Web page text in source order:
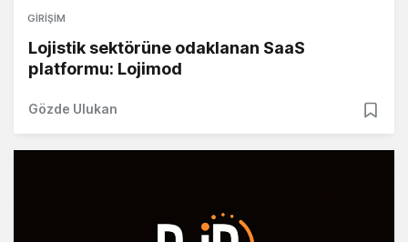
GIRIŞIM
Lojistik sektörüne odaklanan SaaS
platformu: Lojimod
Gözde Ulukan